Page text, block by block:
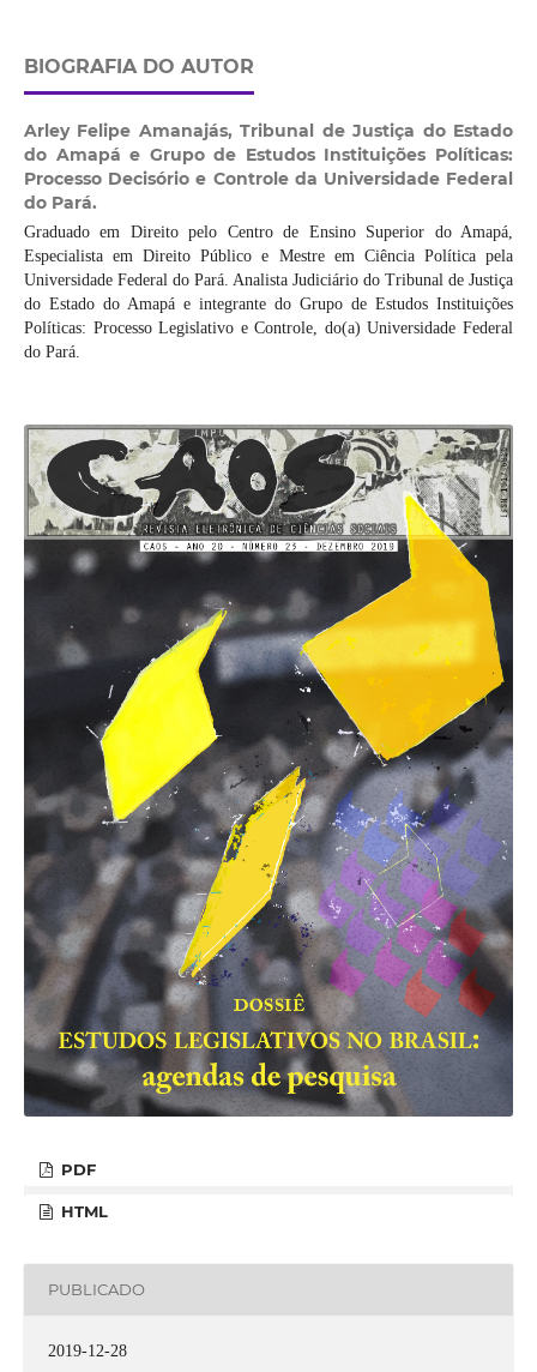
BIOGRAFIA DO AUTOR
Arley Felipe Amanajás,Tribunal de Justiça do Estado
do Amapá e Grupo de Estudos Instituições Políticas:
Processo Decisório e Controle da Universidade Federal
do Pará.
Graduado em Direito pelo Centro de Ensino Superior do Amapá,
Especialista em Direito Público e Mestre em Ciência Política pela
Universidade Federal do Pará. Analista Judiciário do Tribunal de Justiça
do Estado do Amapá e integrante do Grupo de Estudos Instituições
Políticas: Processo Legislativo e Controle, do(a) Universidade Federal
do Pará.
PDF
HTML
PUBLICADO
2019-12-28